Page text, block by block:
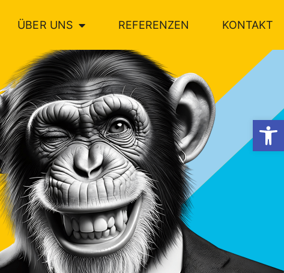
ÜBER UNS REFERENZEN KONTAKT